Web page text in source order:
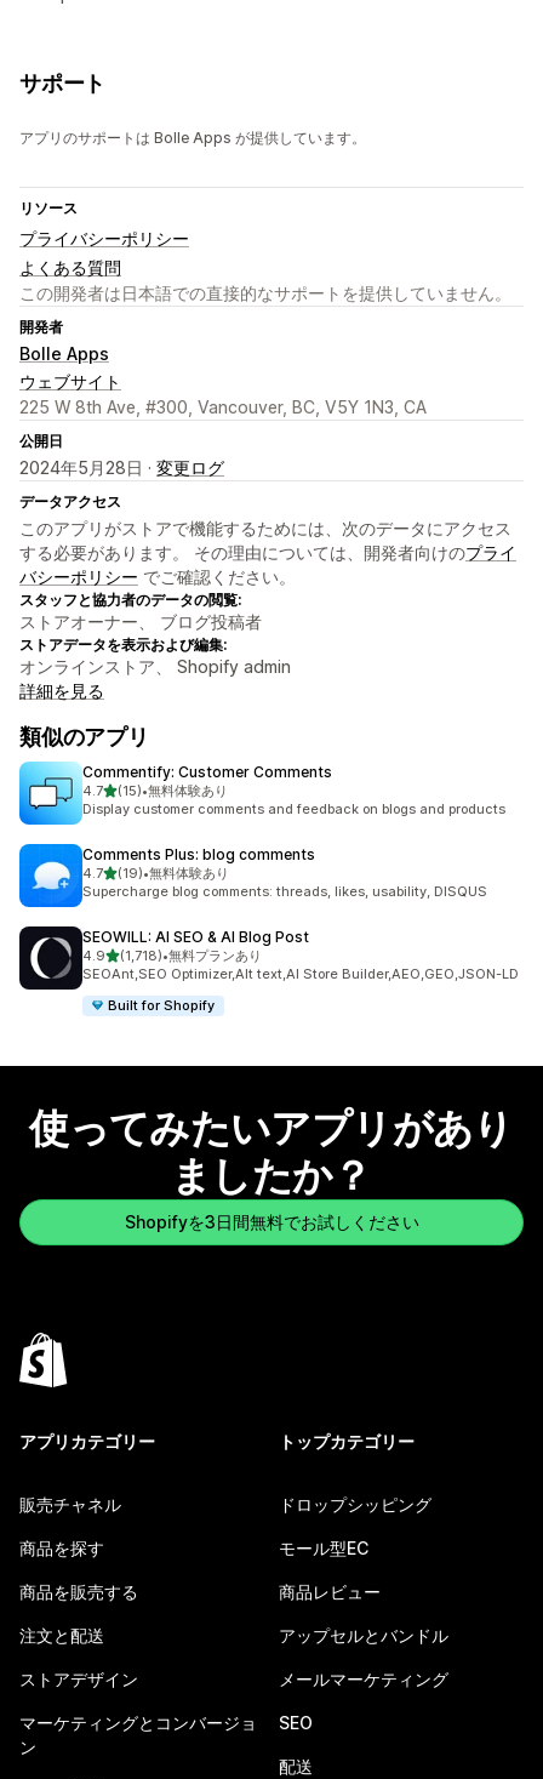
サポート
アプリのサポートは Bolle Apps が提供しています。
リソース
プライバシーポリシー
よくある質問
この開発者は日本語での直接的なサポートを提供していません。
開発者
Bolle Apps
ウェブサイト
225 W 8th Ave, #300, Vancouver, BC, V5Y 1N3, CA
公開日
2024年5月28日 · 変更ログ
データアクセス
このアプリがストアで機能するためには、次のデータにアクセス
する必要があります。 その理由については、開発者向けのプライ
バシーポリシー でご確認ください。
スタッフと協力者のデータの閲覧:
ストアオーナー、 ブログ投稿者
ストアデータを表示および編集:
オンラインストア、 Shopify admin
詳細を見る
類似のアプリ
Commentify: Customer Comments
4.75つ星中
(15)
合計レビュー数：15件
•無料体験あり
Display customer comments and feedback on blogs and products
Comments Plus: blog comments
4.75つ星中
(19)
合計レビュー数：19件
•無料体験あり
Supercharge blog comments: threads, likes, usability, DISQUS
SEOWILL: AI SEO & AI Blog Post
4.95つ星中
(1,718)
合計レビュー数：1718件
•無料プランあり
SEOAnt,SEO Optimizer,Alt text,AI Store Builder,AEO,GEO,JSON-LD
Built for Shopify
使ってみたいアプリがあり
ましたか？
Shopifyを3日間無料でお試しください
アプリカテゴリー
販売チャネル
商品を探す
商品を販売する
注文と配送
ストアデザイン
マーケティングとコンバージョ
ン
トップカテゴリー
ドロップシッピング
モール型EC
商品レビュー
アップセルとバンドル
メールマーケティング
SEO
配送